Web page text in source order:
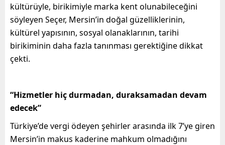
kültürüyle, birikimiyle marka kent olunabileceğini
söyleyen Seçer, Mersin’in doğal güzelliklerinin,
kültürel yapısının, sosyal olanaklarının, tarihi
birikiminin daha fazla tanınması gerektiğine dikkat
çekti.
“Hizmetler hiç durmadan, duraksamadan devam
edecek”
Türkiye’de vergi ödeyen şehirler arasında ilk 7’ye giren
Mersin’in makus kaderine mahkum olmadığını